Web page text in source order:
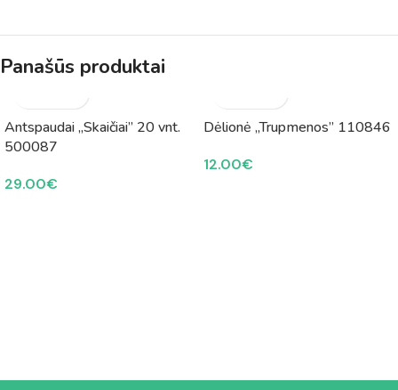
Panašūs produktai
Antspaudai „Skaičiai” 20 vnt.
500087
29.00€
Dėlionė „Trupmenos” 110846
12.00€